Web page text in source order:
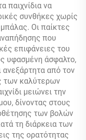
παιχνίδια να
συνθήκες χωρίς
Οι παίκτες
που
επιφάνειες του
υφασμένη άσφαλτο,
ανεξάρτητα από τον
των καλύτερων
μειώνει την
δίνοντας στους
των βολών
τη διάρκεια των
της ορατότητας